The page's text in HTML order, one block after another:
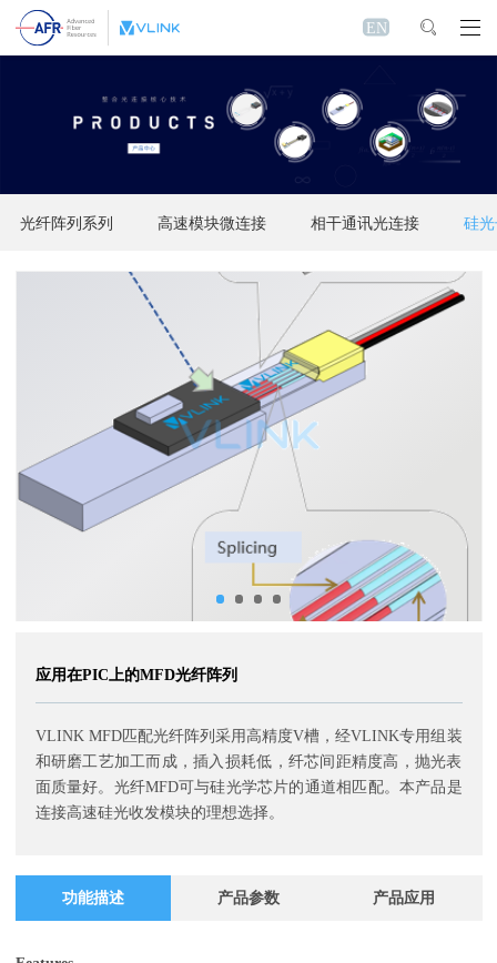
EN
光纤阵列系列 高速模块微连接 相干通讯光连接 硅
应用在PIC上的MFD光纤阵列
VLINK MFD匹配光纤阵列采用高精度V槽，经VLINK专用组装
和研磨工艺加工而成，插入损耗低，纤芯间距精度高，抛光表
面质量好。光纤MFD可与硅光学芯片的通道相匹配。本产品是
连接高速硅光收发模块的理想选择。
功能描述 产品参数 产品应用